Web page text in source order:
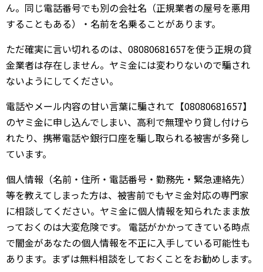
ん。同じ電話番号でも別の会社名（正規業者の屋号を悪用
することもある）・名前を名乗ることがあります。
ただ確実に言い切れるのは、08080681657を使う正規の貸
金業者は存在しません。ヤミ金には変わりないので騙され
ないようにしてください。
電話やメール内容の甘い言葉に騙されて【08080681657】
のヤミ金に申し込んでしまい、高利で無理やり貸し付けら
れたり、携帯電話や銀行口座を騙し取られる被害が多発し
ています。
個人情報（名前・住所・電話番号・勤務先・緊急連絡先）
等を教えてしまった方は、被害前でもヤミ金対応の専門家
に相談してください。ヤミ金に個人情報を知られたまま放
っておくのは大変危険です。 電話がかかってきている時点
で闇金があなたの個人情報を不正に入手している可能性も
あります。まずは無料相談をしておくことをお勧めします。